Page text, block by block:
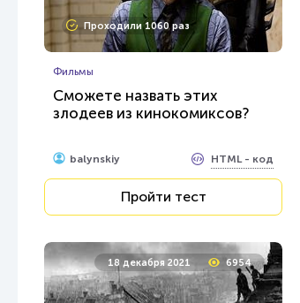
Проходили 1060 раз
Фильмы
Сможете назвать этих
злодеев из кинокомиксов?
balynskiy HTML - код
Пройти тест
18 декабря 2021 6954